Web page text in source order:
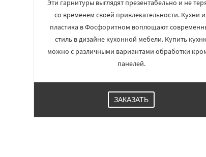
Эти гарнитуры выглядят презентабельно и не
со временем своей привлекательности. Кухни
пластика в Фосфоритном воплощают
стиль в дизайне кухонной мебели. Купить
можно с различными вариантами обработки
панелей.
ЗАКАЗАТЬ